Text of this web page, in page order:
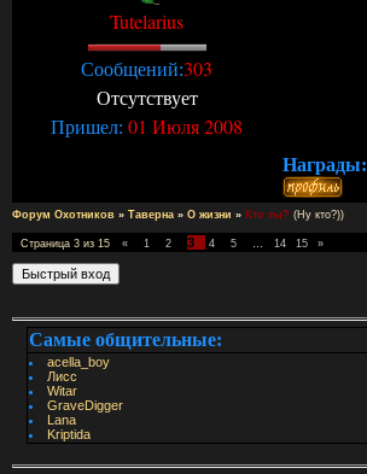
Tutelarius
Сообщений:303
Отсутствует
Пришел: 01 Июля 2008
Награды:
Форум Охотников » Таверна » О жизни » Кто ты? (Ну кто?))
Страница 3 из 15 « 1 2 3 4 5 … 14 15 »
Самые общительные:
acella_boy
Лисс
Witar
GraveDigger
Lana
Kriptida